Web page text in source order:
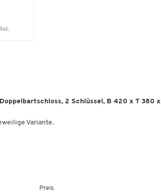
2 Schlüssel, B 420 x T 380
Variante.
Preis